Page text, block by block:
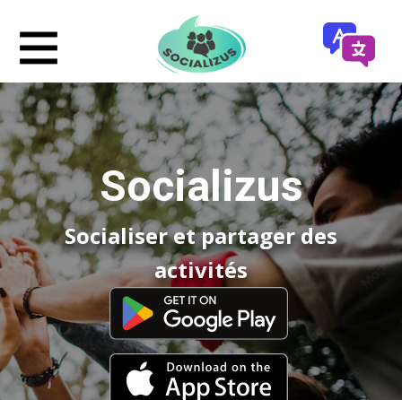
Socializ​us
Socialiser et partager des
activités